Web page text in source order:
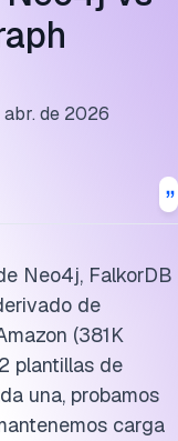
abr. de 2026
Neo4j, FalkorDB
de
(381K
plantillas de
una, probamos
carga
base de datos de